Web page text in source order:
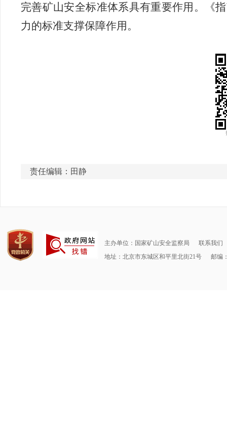
完善矿山安全标准体系具有重要作用。《
力的标准支撑保障作用。
责任编辑：田静
主办单位：国家矿山安全监察局
联系我们
地址：北京市东城区和平里北街21号
邮编